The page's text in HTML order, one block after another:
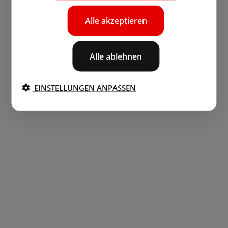
Alle akzeptieren
Alle ablehnen
EINSTELLUNGEN ANPASSEN